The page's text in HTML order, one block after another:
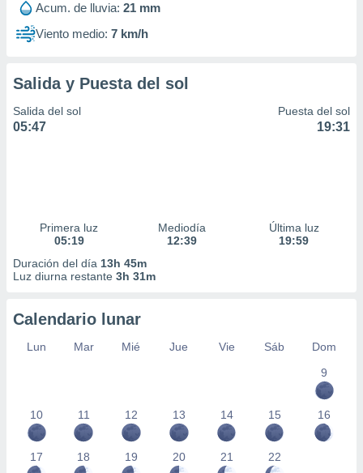
Acum. de lluvia: 21 mm
Viento medio: 7 km/h
Salida y Puesta del sol
Salida del sol
05:47
Puesta del sol
19:31
Primera luz
05:19
Mediodía
12:39
Última luz
19:59
Duración del día 13h 45m
Luz diurna restante 3h 31m
Calendario lunar
Lun Mar Mié Jue Vie Sáb
Dom
9
10 11 12 13 14 15 16
17 18 19 20 21 22